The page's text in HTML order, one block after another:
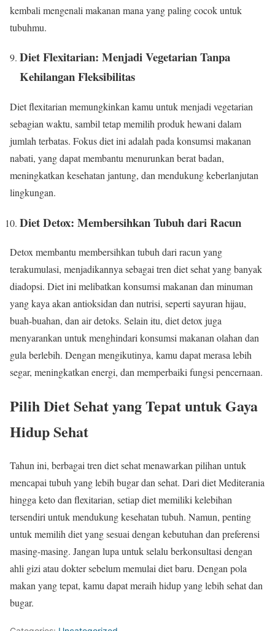
kembali mengenali makanan mana yang paling cocok untuk
tubuhmu.
Diet Flexitarian: Menjadi Vegetarian Tanpa
Kehilangan Fleksibilitas
Diet flexitarian memungkinkan kamu untuk menjadi vegetarian
sebagian waktu, sambil tetap memilih produk hewani dalam
jumlah terbatas. Fokus diet ini adalah pada konsumsi makanan
nabati, yang dapat membantu menurunkan berat badan,
meningkatkan kesehatan jantung, dan mendukung keberlanjutan
lingkungan.
Diet Detox: Membersihkan Tubuh dari Racun
Detox membantu membersihkan tubuh dari racun yang
terakumulasi, menjadikannya sebagai tren diet sehat yang banyak
diadopsi. Diet ini melibatkan konsumsi makanan dan minuman
yang kaya akan antioksidan dan nutrisi, seperti sayuran hijau,
buah-buahan, dan air detoks. Selain itu, diet detox juga
menyarankan untuk menghindari konsumsi makanan olahan dan
gula berlebih. Dengan mengikutinya, kamu dapat merasa lebih
segar, meningkatkan energi, dan memperbaiki fungsi pencernaan.
Pilih Diet Sehat yang Tepat untuk Gaya
Hidup Sehat
Tahun ini, berbagai tren diet sehat menawarkan pilihan untuk
mencapai tubuh yang lebih bugar dan sehat. Dari diet Mediterania
hingga keto dan flexitarian, setiap diet memiliki kelebihan
tersendiri untuk mendukung kesehatan tubuh. Namun, penting
untuk memilih diet yang sesuai dengan kebutuhan dan preferensi
masing-masing. Jangan lupa untuk selalu berkonsultasi dengan
ahli gizi atau dokter sebelum memulai diet baru. Dengan pola
makan yang tepat, kamu dapat meraih hidup yang lebih sehat dan
bugar.